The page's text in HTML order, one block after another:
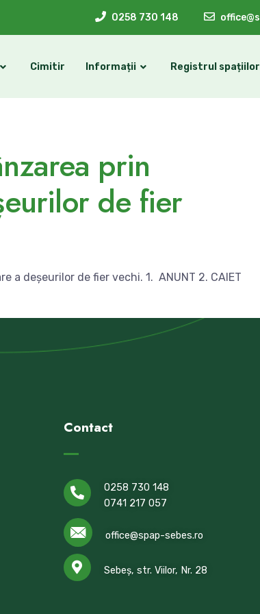
0258 730 148
Cimitir Informații Registrul
prin
de fier
deșeurilor de fier vechi. 1. ANUNT 2. CAIET
Contact
0258 730 148
0741 217 057
office@spap-sebes.ro
Sebeș, str. Viilor, Nr. 28